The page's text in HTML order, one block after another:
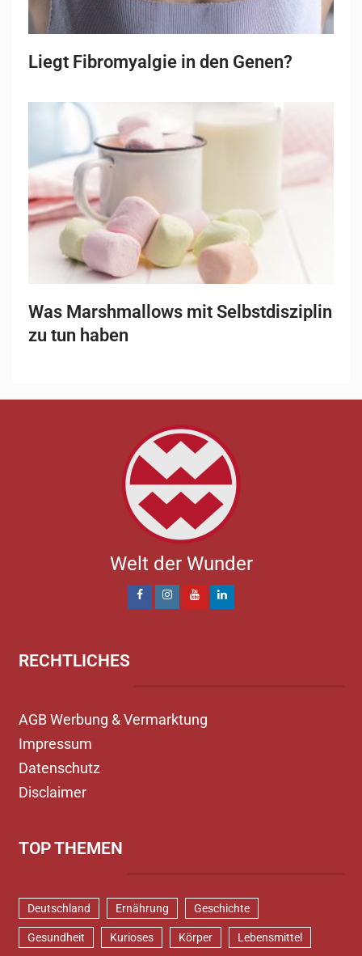
Liegt Fibromyalgie in den Genen?
Was Marshmallows mit Selbstdisziplin
zu tun haben
Welt der Wunder
RECHTLICHES
AGB Werbung & Vermarktung
Impressum
Datenschutz
Disclaimer
TOP THEMEN
Deutschland Ernährung Geschichte
Gesundheit Kurioses Körper Lebensmittel